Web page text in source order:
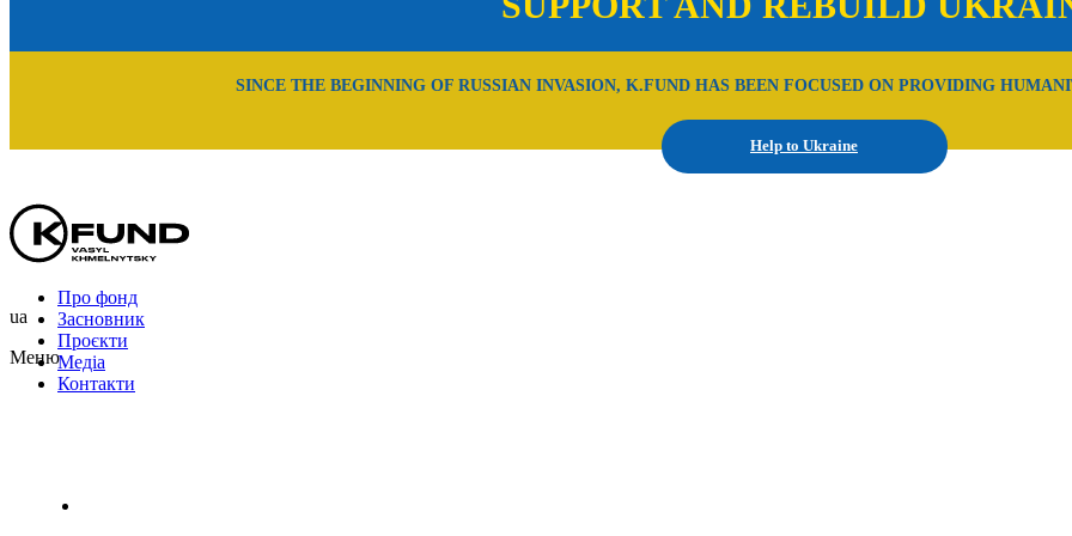
SINCE THE BEGINNING OF RUSSIAN INVASION, K.FUND HAS BEEN FOCUSED ON PROVIDING
Help to Ukraine
Про фонд
Засновник
Проєкти
Медіа
Контакти
ua
Меню